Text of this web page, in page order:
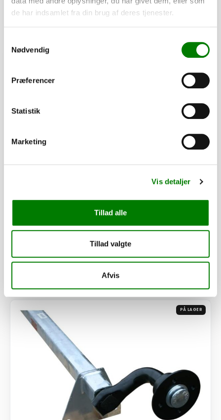
de har indsamlet fra din brug af deres tjenester.
Nødvendig
Præferencer
Statistik
Marketing
Vis detaljer
Tillad alle
Tillad valgte
Afvis
Se detaljer
PÅ LAGER
6,40kr.ekskl. moms
PÅ LAGER